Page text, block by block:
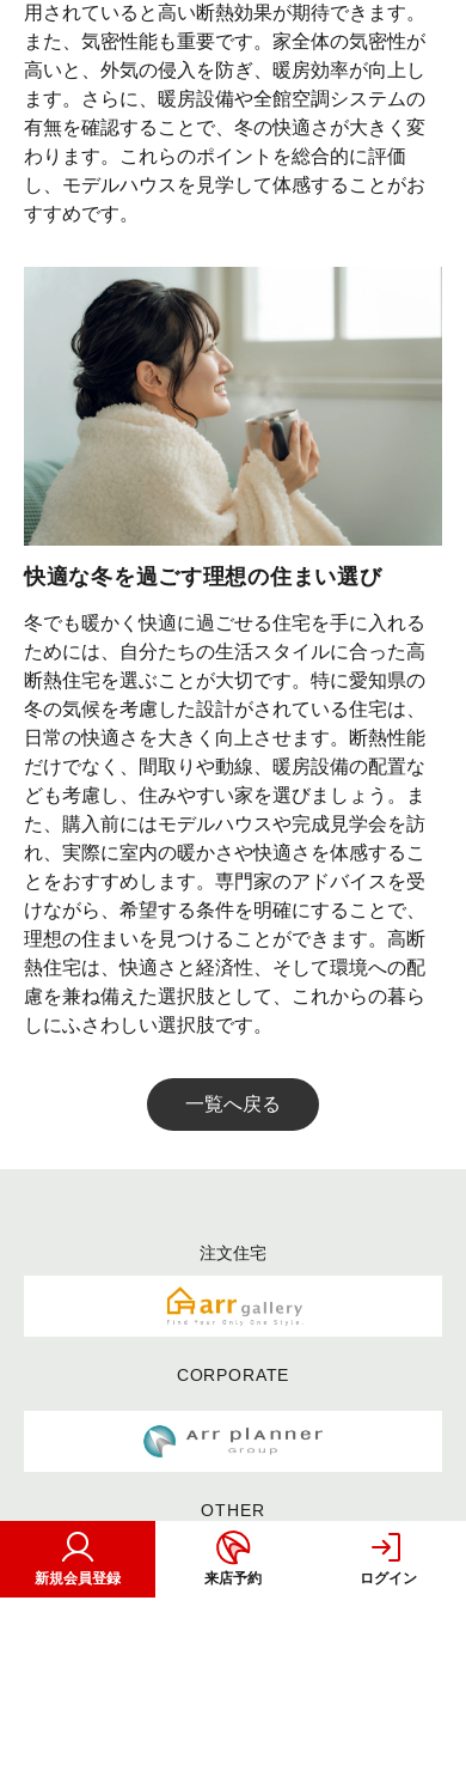
用されていると高い断熱効果が期待できます。
また、気密性能も重要です。家全体の気密性が
高いと、外気の侵入を防ぎ、暖房効率が向上し
ます。さらに、暖房設備や全館空調システムの
有無を確認することで、冬の快適さが大きく変
わります。これらのポイントを総合的に評価
し、モデルハウスを見学して体感することがお
すすめです。
快適な冬を過ごす理想の住まい選び
冬でも暖かく快適に過ごせる住宅を手に入れる
ためには、自分たちの生活スタイルに合った高
断熱住宅を選ぶことが大切です。特に愛知県の
冬の気候を考慮した設計がされている住宅は、
日常の快適さを大きく向上させます。断熱性能
だけでなく、間取りや動線、暖房設備の配置な
ども考慮し、住みやすい家を選びましょう。ま
た、購入前にはモデルハウスや完成見学会を訪
れ、実際に室内の暖かさや快適さを体感するこ
とをおすすめします。専門家のアドバイスを受
けながら、希望する条件を明確にすることで、
理想の住まいを見つけることができます。高断
熱住宅は、快適さと経済性、そして環境への配
慮を兼ね備えた選択肢として、これからの暮ら
しにふさわしい選択肢です。
一覧へ戻る
注文住宅
CORPORATE
OTHER
新規会員登録 来店予約 ログイン